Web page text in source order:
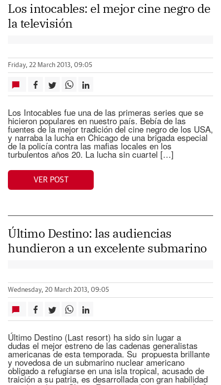
Los intocables: el mejor cine negro de
la televisión
Friday, 22 March 2013, 09:05
Los Intocables fue una de las primeras series que se
hicieron populares en nuestro país. Bebía de las
fuentes de la mejor tradición del cine negro de los USA,
y narraba la lucha en Chicago de una brigada especial
de la policía contra las mafias locales en los
turbulentos años 20. La lucha sin cuartel […]
VER POST
Último Destino: las audiencias
hundieron a un excelente submarino
Wednesday, 20 March 2013, 09:05
Último Destino (Last resort) ha sido sin lugar a
dudas el mejor estreno de las cadenas generalistas
americanas de esta temporada. Su propuesta brillante
y novedosa de un submarino nuclear americano
obligado a refugiarse en una isla tropical, acusado de
traición a su patria, es desarrollada con gran habilidad